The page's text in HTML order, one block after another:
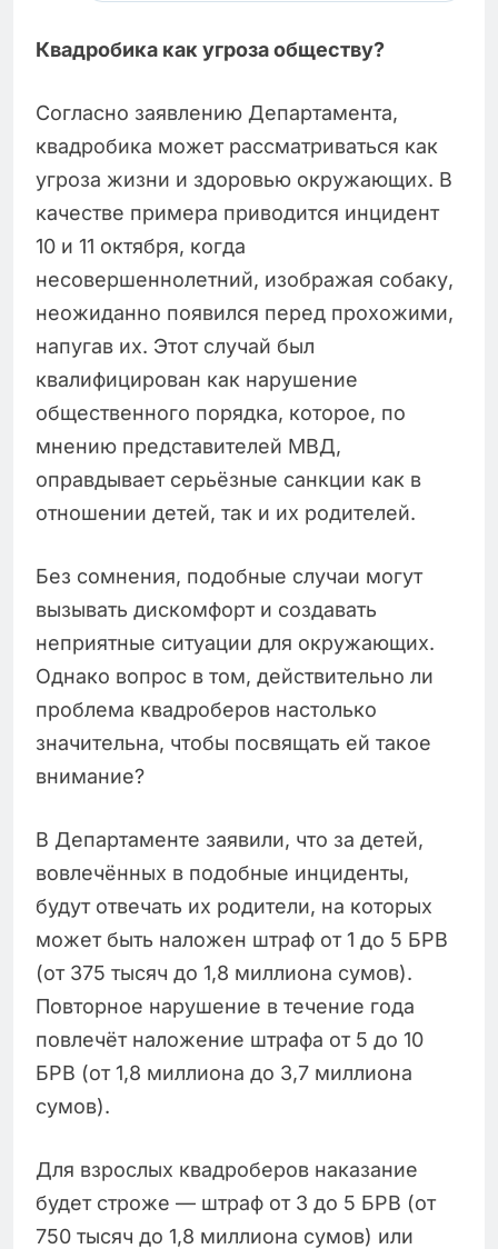
Квадробика как угроза обществу?
Согласно заявлению Департамента,
квадробика может рассматриваться как
угроза жизни и здоровью окружающих. В
качестве примера приводится инцидент
10 и 11 октября, когда
несовершеннолетний, изображая собаку,
неожиданно появился перед прохожими,
напугав их. Этот случай был
квалифицирован как нарушение
общественного порядка, которое, по
мнению представителей МВД,
оправдывает серьёзные санкции как в
отношении детей, так и их родителей.
Без сомнения, подобные случаи могут
вызывать дискомфорт и создавать
неприятные ситуации для окружающих.
Однако вопрос в том, действительно ли
проблема квадроберов настолько
значительна, чтобы посвящать ей такое
внимание?
В Департаменте заявили, что за детей,
вовлечённых в подобные инциденты,
будут отвечать их родители, на которых
может быть наложен штраф от 1 до 5 БРВ
(от 375 тысяч до 1,8 миллиона сумов).
Повторное нарушение в течение года
повлечёт наложение штрафа от 5 до 10
БРВ (от 1,8 миллиона до 3,7 миллиона
сумов).
Для взрослых квадроберов наказание
будет строже — штраф от 3 до 5 БРВ (от
750 тысяч до 1,8 миллиона сумов) или